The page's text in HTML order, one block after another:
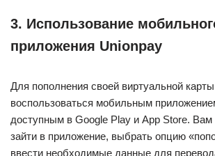
3. Использование
приложения Unionpay
Для пополнения своей виртуальной
воспользоваться мобильным
доступным в Google Play и App Store.
зайти в приложение, выбрать опцию
ввести необходимые данные для